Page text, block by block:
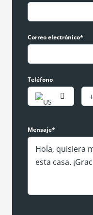
Correo electrónico*
Teléfono
Mensaje*